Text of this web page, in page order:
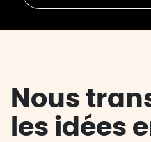
Nous
les idées